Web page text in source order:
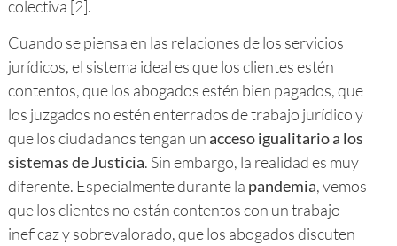
colectiva [2].
Cuando se piensa en las relaciones de los servicios
jurídicos, el sistema ideal es que los clientes estén
contentos, que los abogados estén bien pagados, que
los juzgados no estén enterrados de trabajo jurídico y
que los ciudadanos tengan unacceso igualitario a los
sistemas de Justicia. Sin embargo, la realidad es muy
diferente. Especialmente durante la pandemia, vemos
que los clientes no están contentos con un trabajo
ineficaz y sobrevalorado, que los abogados discuten